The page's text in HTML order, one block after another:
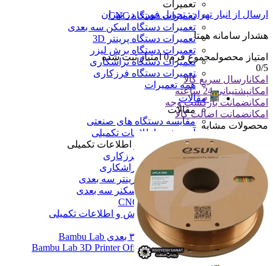
تعمیرات
تعمیرات دستگاه CNC
تعمیرات دستگاه اسکن سه بعدی
تعمیرات دستگاه پرینتر 3D
تعمیرات دستگاه برش لیزر
تعمیرات دستگاه تراشکاری
تعمیرات دستگاه فرزکاری
همه تعمیرات
مقالات
مقالات
مقایسه دستگاه های صنعتی
آموزش و اطلاعات تکمیلی
آموزش و اطلاعات تکمیلی
آموزش فرزکاری
آموزش تراشکاری
آموزش پرینتر سه بعدی
آموزش اسکنر سه بعدی
آموزش CNC
همه آموزش و اطلاعات تکمیلی
اخبار
نمایندگی پرینتر ۳ بعدی Bambu Lab
Bambu Lab 3D Printer Official Distributor
همه مقالات
ارسال از انبار تهران: تحویل فوری در تهران
هشدار سامانه همتا
امتیاز محصولمجموع فرم0امتیاز ثبت شده
0/5
امکانارسال سریع کالا
امکانپشتیبانی 24 ساعته
امکانضمانت بازگشت وجه
امکانضمانت اضالت کالا
محصولات مشابه